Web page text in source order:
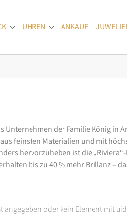
"Trauringe"
Submenu for "Schmuck"
UHREN Submenu for "Uhren"
ANKAUF
Unternehmen der Familie König in
feinsten Materialien und mit
hervorzuheben ist die
bis zu 40 % mehr Brillanz –
oder kein Element mit